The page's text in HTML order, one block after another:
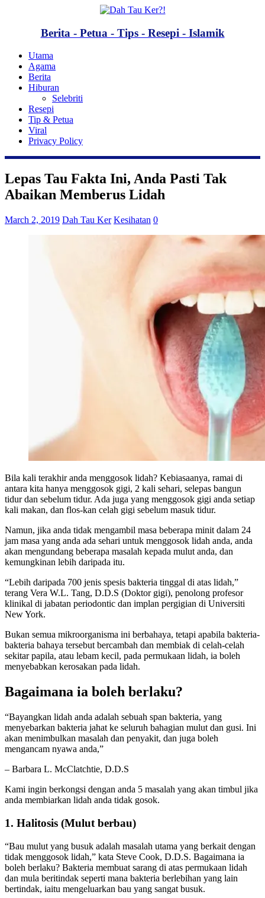
Berita - Petua - Tips - Resepi - Islamik
Utama
Agama
Berita
Hiburan
Selebriti
Resepi
Tip & Petua
Viral
Privacy Policy
Lepas Tau Fakta Ini, Anda Pasti Tak
Abaikan Memberus Lidah
March 2, 2019 Dah Tau Ker Kesihatan 0
Bila kali terakhir anda menggosok lidah? Kebiasaanya, ramai di
antara kita hanya menggosok gigi, 2 kali sehari, selepas bangun
tidur dan sebelum tidur. Ada juga yang menggosok gigi anda setiap
kali makan, dan flos-kan celah gigi sebelum masuk tidur.
Namun, jika anda tidak mengambil masa beberapa minit dalam 24
jam masa yang anda ada sehari untuk menggosok lidah anda, anda
akan mengundang beberapa masalah kepada mulut anda, dan
kemungkinan lebih daripada itu.
“Lebih daripada 700 jenis spesis bakteria tinggal di atas lidah,”
terang Vera W.L. Tang, D.D.S (Doktor gigi), penolong profesor
klinikal di jabatan periodontic dan implan pergigian di Universiti
New York.
Bukan semua mikroorganisma ini berbahaya, tetapi apabila bakteria-
bakteria bahaya tersebut bercambah dan membiak di celah-celah
sekitar papila, atau lebam kecil, pada permukaan lidah, ia boleh
menyebabkan kerosakan pada lidah.
Bagaimana ia boleh berlaku?
“Bayangkan lidah anda adalah sebuah span bakteria, yang
menyebarkan bakteria jahat ke seluruh bahagian mulut dan gusi. Ini
akan menimbulkan masalah dan penyakit, dan juga boleh
mengancam nyawa anda,”
– Barbara L. McClatchtie, D.D.S
Kami ingin berkongsi dengan anda 5 masalah yang akan timbul jika
anda membiarkan lidah anda tidak gosok.
1. Halitosis (Mulut berbau)
“Bau mulut yang busuk adalah masalah utama yang berkait dengan
tidak menggosok lidah,” kata Steve Cook, D.D.S. Bagaimana ia
boleh berlaku? Bakteria membuat sarang di atas permukaan lidah
dan mula beritindak seperti mana bakteria berlebihan yang lain
bertindak, iaitu mengeluarkan bau yang sangat busuk.